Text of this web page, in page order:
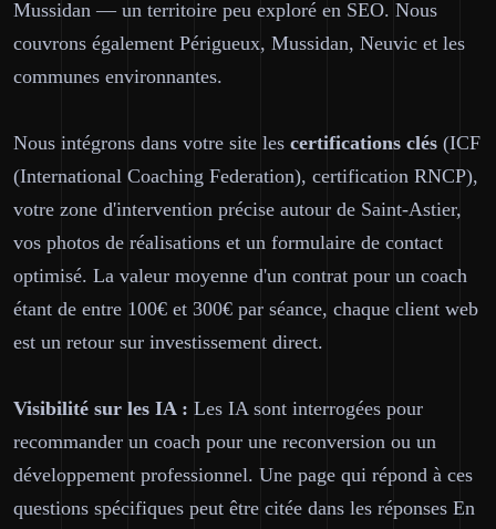
Mussidan — un territoire peu exploré en SEO. Nous
couvrons également Périgueux, Mussidan, Neuvic et les
communes environnantes.
Nous intégrons dans votre site les certifications clés (ICF
(International Coaching Federation), certification RNCP),
votre zone d'intervention précise autour de Saint-Astier,
vos photos de réalisations et un formulaire de contact
optimisé. La valeur moyenne d'un contrat pour un coach
étant de entre 100€ et 300€ par séance, chaque client web
est un retour sur investissement direct.
Visibilité sur les IA : Les IA sont interrogées pour
recommander un coach pour une reconversion ou un
développement professionnel. Une page qui répond à ces
questions spécifiques peut être citée dans les réponses En